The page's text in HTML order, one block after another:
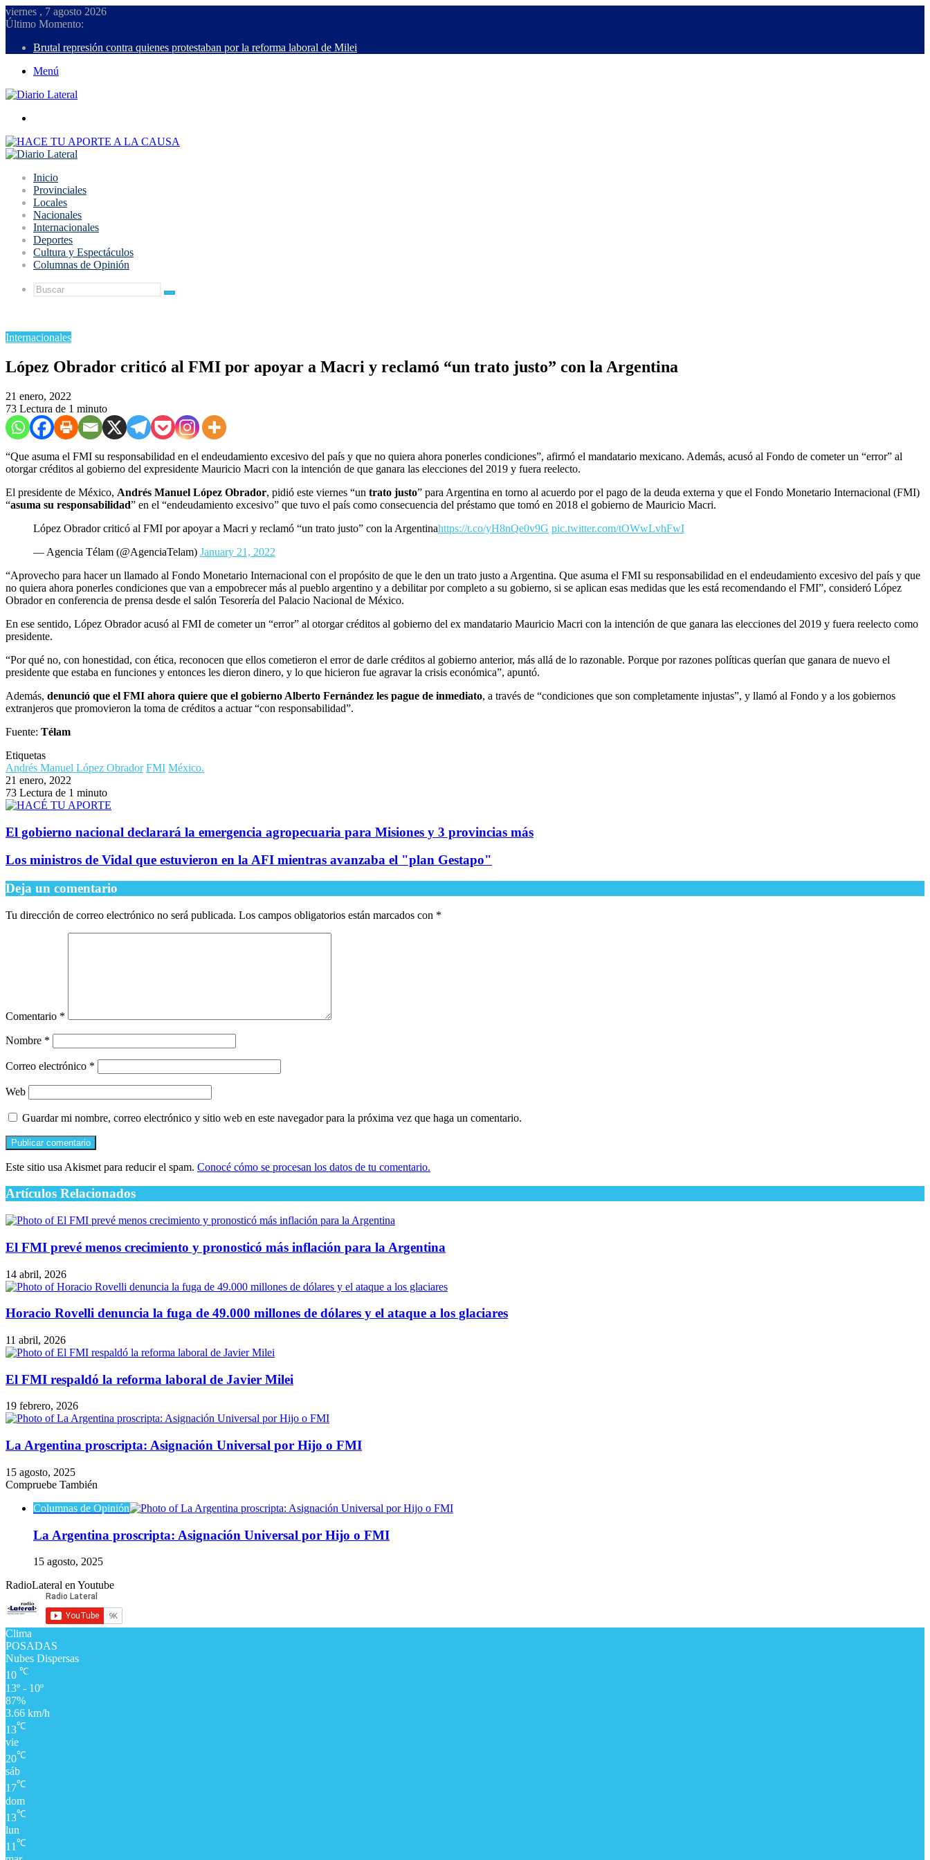
viernes , 7 agosto 2026
Último Momento:
Brutal represión contra quienes protestaban por la reforma laboral de Milei
Menú
Inicio
Provinciales
Locales
Nacionales
Internacionales
Deportes
Cultura y Espectáculos
Columnas de Opinión
Buscar
Internacionales
López Obrador criticó al FMI por apoyar a Macri y reclamó “un trato justo” con la Argentina
21 enero, 2022
73 Lectura de 1 minuto
“Que asuma el FMI su responsabilidad en el endeudamiento excesivo del país y que no quiera ahora ponerles condiciones”, afirmó el mandatario mexicano. Además, acusó al Fondo de cometer un “error” al
otorgar créditos al gobierno del expresidente Mauricio Macri con la intención de que ganara las elecciones del 2019 y fuera reelecto.
El presidente de México, Andrés Manuel López Obrador, pidió este viernes “un trato justo” para Argentina en torno al acuerdo por el pago de la deuda externa y que el Fondo Monetario Internacional (FMI)
“asuma su responsabilidad” en el “endeudamiento excesivo” que tuvo el país como consecuencia del préstamo que tomó en 2018 el gobierno de Mauricio Macri.
López Obrador criticó al FMI por apoyar a Macri y reclamó “un trato justo” con la Argentinahttps://t.co/yH8nQe0v9G pic.twitter.com/tOWwLvhFwI
— Agencia Télam (@AgenciaTelam) January 21, 2022
“Aprovecho para hacer un llamado al Fondo Monetario Internacional con el propósito de que le den un trato justo a Argentina. Que asuma el FMI su responsabilidad en el endeudamiento excesivo del país y que
no quiera ahora ponerles condiciones que van a empobrecer más al pueblo argentino y a debilitar por completo a su gobierno, si se aplican esas medidas que les está recomendando el FMI”, consideró López
Obrador en conferencia de prensa desde el salón Tesorería del Palacio Nacional de México.
En ese sentido, López Obrador acusó al FMI de cometer un “error” al otorgar créditos al gobierno del ex mandatario Mauricio Macri con la intención de que ganara las elecciones del 2019 y fuera reelecto como
presidente.
“Por qué no, con honestidad, con ética, reconocen que ellos cometieron el error de darle créditos al gobierno anterior, más allá de lo razonable. Porque por razones políticas querían que ganara de nuevo el
presidente que estaba en funciones y entonces les dieron dinero, y lo que hicieron fue agravar la crisis económica”, apuntó.
Además, denunció que el FMI ahora quiere que el gobierno Alberto Fernández les pague de inmediato, a través de “condiciones que son completamente injustas”, y llamó al Fondo y a los gobiernos
extranjeros que promovieron la toma de créditos a actuar “con responsabilidad”.
Fuente: Télam
Etiquetas
Andrés Manuel López Obrador FMI México.
21 enero, 2022
73 Lectura de 1 minuto
El gobierno nacional declarará la emergencia agropecuaria para Misiones y 3 provincias más
Los ministros de Vidal que estuvieron en la AFI mientras avanzaba el "plan Gestapo"
Deja un comentario
Tu dirección de correo electrónico no será publicada. Los campos obligatorios están marcados con *
Comentario *
Nombre *
Correo electrónico *
Web
Guardar mi nombre, correo electrónico y sitio web en este navegador para la próxima vez que haga un comentario.
Este sitio usa Akismet para reducir el spam. Conocé cómo se procesan los datos de tu comentario.
Artículos Relacionados
El FMI prevé menos crecimiento y pronosticó más inflación para la Argentina
14 abril, 2026
Horacio Rovelli denuncia la fuga de 49.000 millones de dólares y el ataque a los glaciares
11 abril, 2026
El FMI respaldó la reforma laboral de Javier Milei
19 febrero, 2026
La Argentina proscripta: Asignación Universal por Hijo o FMI
15 agosto, 2025
Compruebe También
Columnas de Opinión
La Argentina proscripta: Asignación Universal por Hijo o FMI
15 agosto, 2025
RadioLateral en Youtube
Clima
POSADAS
Nubes Dispersas
10 ℃
13º - 10º
87%
3.66 km/h
13℃
vie
20℃
sáb
17℃
dom
13℃
lun
11 ℃